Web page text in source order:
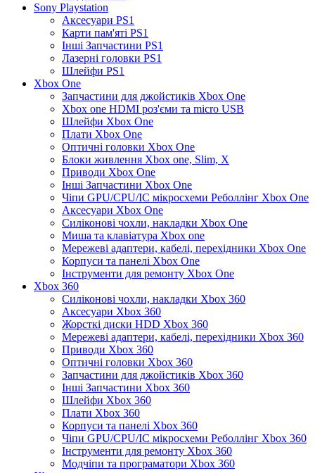
Sony Playstation
Аксесуари PS1
Карти пам'яті PS1
Інші Запчастини PS1
Лазерні головки PS1
Шлейфи PS1
Xbox One
Запчастини для джойстиків Xbox One
Xbox one HDMI роз'єми та micro USB
Шлейфи Xbox One
Плати Xbox One
Оптичні головки Xbox One
Блоки живлення Xbox one, Slim, X
Приводи Xbox One
Інші Запчастини Xbox One
Чіпи GPU/CPU/IC мікросхеми Реболлінг Xbox One
Аксесуари Xbox One
Силіконові чохли, накладки Xbox One
Миша та клавіатура Xbox one
Мережеві адаптери, кабелі, перехідники Xbox One
Корпуси та панелі Xbox One
Інструменти для ремонту Xbox One
Xbox 360
Силіконові чохли, накладки Xbox 360
Аксесуари Xbox 360
Жорсткі диски HDD Xbox 360
Мережеві адаптери, кабелі, перехідники Xbox 360
Приводи Xbox 360
Оптичні головки Xbox 360
Запчастини для джойстиків Xbox 360
Інші Запчастини Xbox 360
Шлейфи Xbox 360
Плати Xbox 360
Корпуси та панелі Xbox 360
Чіпи GPU/CPU/IC мікросхеми Реболлінг Xbox 360
Інструменти для ремонту Xbox 360
Модчіпи та програматори Xbox 360